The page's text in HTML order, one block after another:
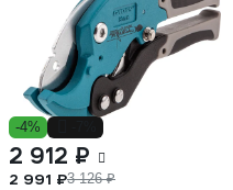
-4%
2 912 ₽
2 991 ₽3 126 ₽